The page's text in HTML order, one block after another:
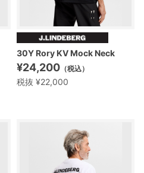
30Y Rory KV Mock Neck
¥24,200 （税込）
税抜 ¥22,000